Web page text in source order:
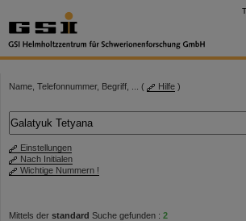
Name, Telefonnummer, Begriff, ... ( Hilfe )
Einstellungen
Nach Initialen
Wichtige Nummern !
Mittels der standard Suche gefunden : 2